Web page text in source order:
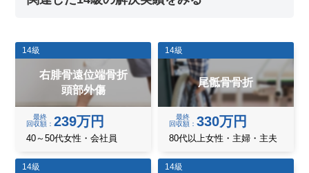
14級
右腓骨遠位端骨折
頭部外傷
最終
回収額
239万円
40～50代女性・会社員
14級
尾骶骨骨折
最終
回収額
330万円
80代以上女性・主婦・主夫
14級 14級